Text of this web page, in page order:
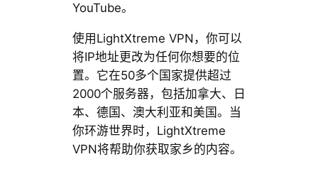
YouTube。
使用LightXtreme VPN，你可以
将IP地址更改为任何你想要的位
置。它在50多个国家提供超过
2000个服务器，包括加拿大、日
本、德国、澳大利亚和美国。当
你环游世界时，LightXtreme
VPN将帮助你获取家乡的内容。